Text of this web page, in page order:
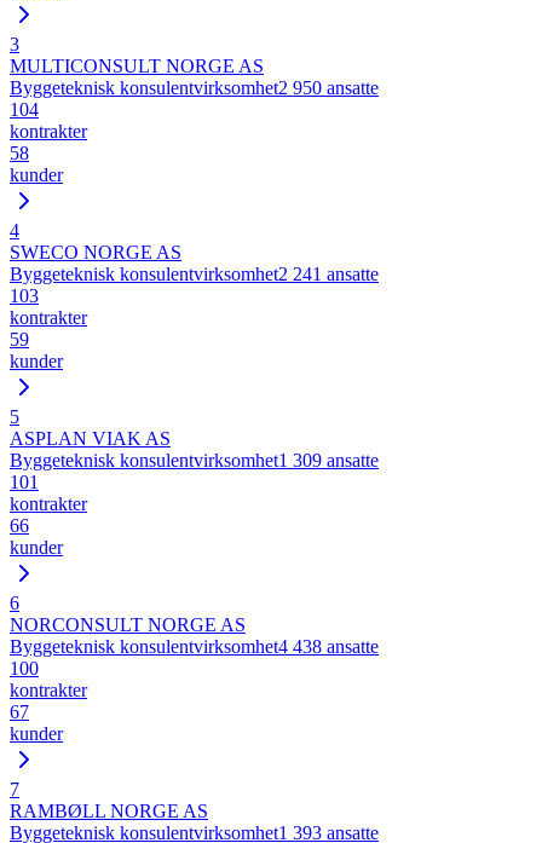
3
MULTICONSULT NORGE AS
Byggeteknisk konsulentvirksomhet2 950 ansatte
104
kontrakter
58
kunder
4
SWECO NORGE AS
Byggeteknisk konsulentvirksomhet2 241 ansatte
103
kontrakter
59
kunder
5
ASPLAN VIAK AS
Byggeteknisk konsulentvirksomhet1 309 ansatte
101
kontrakter
66
kunder
6
NORCONSULT NORGE AS
Byggeteknisk konsulentvirksomhet4 438 ansatte
100
kontrakter
67
kunder
7
RAMBØLL NORGE AS
Byggeteknisk konsulentvirksomhet1 393 ansatte